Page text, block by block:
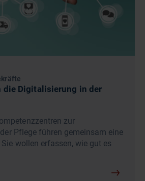
die Digitalisierung in der
zur
Pflege führen gemeinsam eine
wollen erfassen, wie gut es